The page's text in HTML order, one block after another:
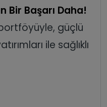
Bir Başarı Daha!
güçlü
ile sağlıklı